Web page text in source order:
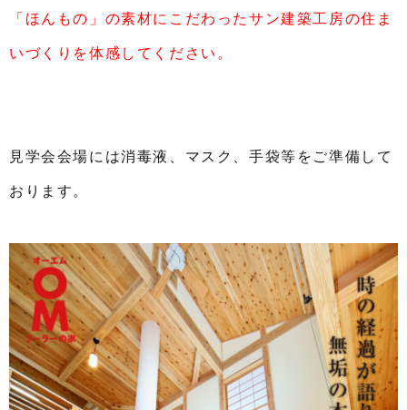
「ほんもの」の素材にこだわったサン建築工房の住ま
いづくりを体感してください。
見学会会場には消毒液、マスク、手袋等をご準備して
おります。